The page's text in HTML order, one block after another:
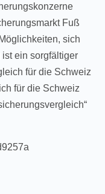
Fuß
sich
ein sorgfältiger
für die Schweiz
für die Schweiz